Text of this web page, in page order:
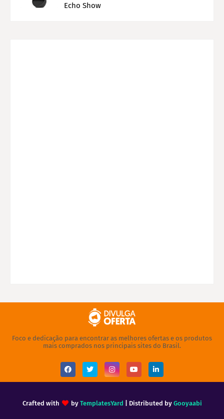
Echo Show
Foco e dedicação para encontrar as melhores ofertas e os produtos
mais comprados nos principais sites do Brasil.
Crafted with by TemplatesYard | Distributed by Gooyaabi